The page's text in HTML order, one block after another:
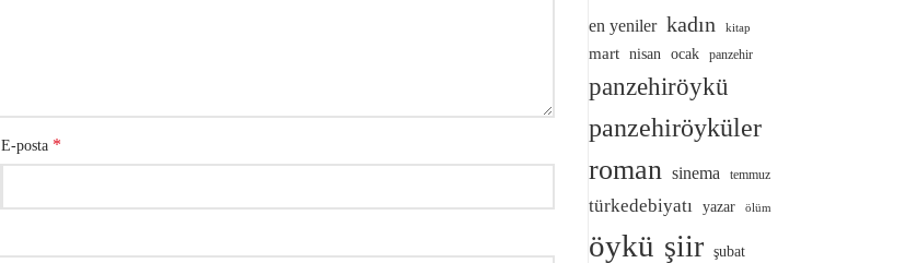
E-posta *
en yeniler kadın kitap
mart nisan ocak panzehir
panzehiröykü
panzehiröyküler
roman sinema temmuz
türkedebiyatı yazar ölüm
öykü şiir şubat